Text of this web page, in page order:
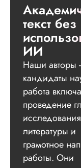
текст без
ИИ
Наши авторы -
кандидаты
работа
проведение
литературы и
грамотное
работы. Они